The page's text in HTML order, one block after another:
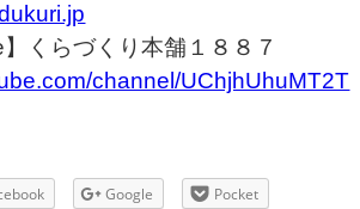
】くらづくり本舗１８８７
channel/UChjhUhuMT2T
Google Pocket